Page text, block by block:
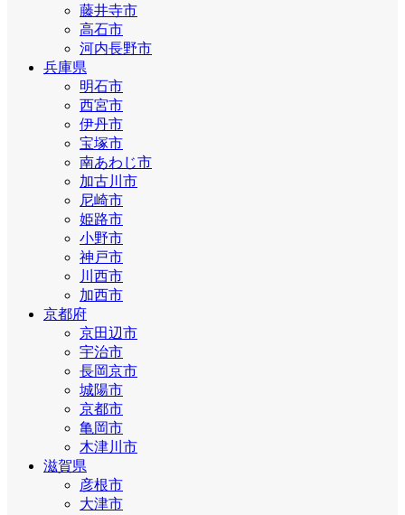
藤井寺市
高石市
河内長野市
兵庫県
明石市
西宮市
伊丹市
宝塚市
南あわじ市
加古川市
尼崎市
姫路市
小野市
神戸市
川西市
加西市
京都府
京田辺市
宇治市
長岡京市
城陽市
京都市
亀岡市
木津川市
滋賀県
彦根市
大津市